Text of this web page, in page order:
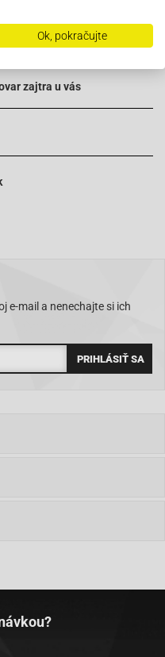
vyškoleným personálom
zajtra u vás
e-mail a nenechajte si ich
Ok, pokračujte